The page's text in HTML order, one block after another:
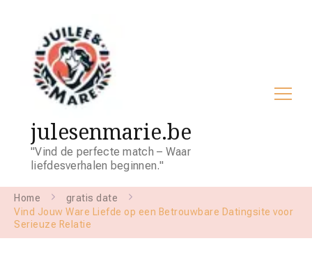
julesenmarie.be
"Vind de perfecte match – Waar
liefdesverhalen beginnen."
Home
gratis date
Vind Jouw Ware Liefde op een Betrouwbare Datingsite voor
Serieuze Relatie